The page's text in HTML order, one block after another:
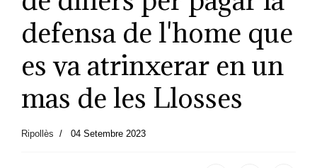
defensa de l'home que
es va atrinxerar en un
mas de les Llosses
Ripollès 04 Setembre 2023